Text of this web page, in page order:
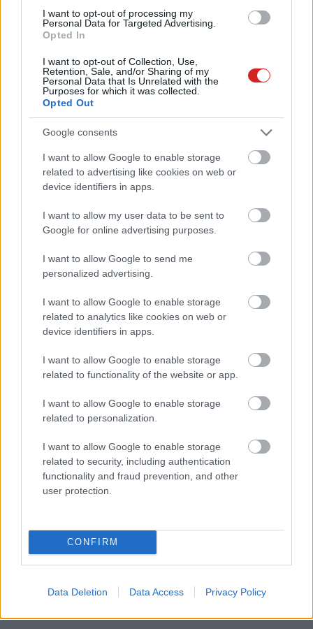
I want to opt-out of processing my
Personal Data for Targeted Advertising.
Opted In
I want to opt-out of Collection, Use,
Retention, Sale, and/or Sharing of my
Personal Data that Is Unrelated with the
Purposes for which it was collected.
Opted Out
Google consents
I want to allow Google to enable storage
related to advertising like cookies on web or
device identifiers in apps.
I want to allow my user data to be sent to
Google for online advertising purposes.
I want to allow Google to send me
personalized advertising.
I want to allow Google to enable storage
related to analytics like cookies on web or
device identifiers in apps.
I want to allow Google to enable storage
related to functionality of the website or app.
I want to allow Google to enable storage
related to personalization.
I want to allow Google to enable storage
related to security, including authentication
functionality and fraud prevention, and other
user protection.
CONFIRM
Data Deletion Data Access Privacy Policy
Szoftver| 2012.09.09 17:00
Egy megosztás Facebookon jobb
mint a szex?